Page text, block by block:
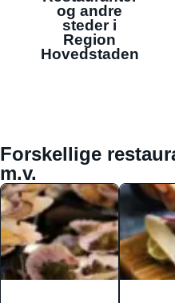
og andre
steder i
Region
Hovedstaden
Forskellige
m.v.